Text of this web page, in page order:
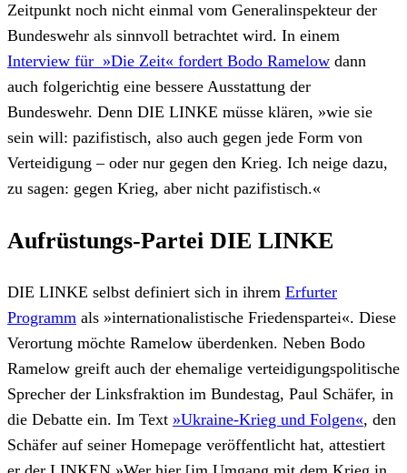
Zeitpunkt noch nicht einmal vom Generalinspekteur der
Bundeswehr als sinnvoll betrachtet wird. In einem
Interview für »Die Zeit« fordert Bodo Ramelow dann
auch folgerichtig eine bessere Ausstattung der
Bundeswehr. Denn DIE LINKE müsse klären, »wie sie
sein will: pazifistisch, also auch gegen jede Form von
Verteidigung – oder nur gegen den Krieg. Ich neige dazu,
zu sagen: gegen Krieg, aber nicht pazifistisch.«
Aufrüstungs-Partei DIE LINKE
DIE LINKE selbst definiert sich in ihrem Erfurter
Programm als »internationalistische Friedenspartei«. Diese
Verortung möchte Ramelow überdenken. Neben Bodo
Ramelow greift auch der ehemalige verteidigungspolitische
Sprecher der Linksfraktion im Bundestag, Paul Schäfer, in
die Debatte ein. Im Text »Ukraine-Krieg und Folgen«, den
Schäfer auf seiner Homepage veröffentlicht hat, attestiert